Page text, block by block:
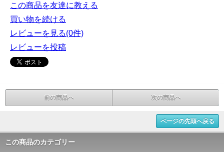
この商品を友達に教える
買い物を続ける
レビューを見る(0件)
レビューを投稿
前の商品へ 次の商品へ
ページの先頭へ戻る
この商品のカテゴリー